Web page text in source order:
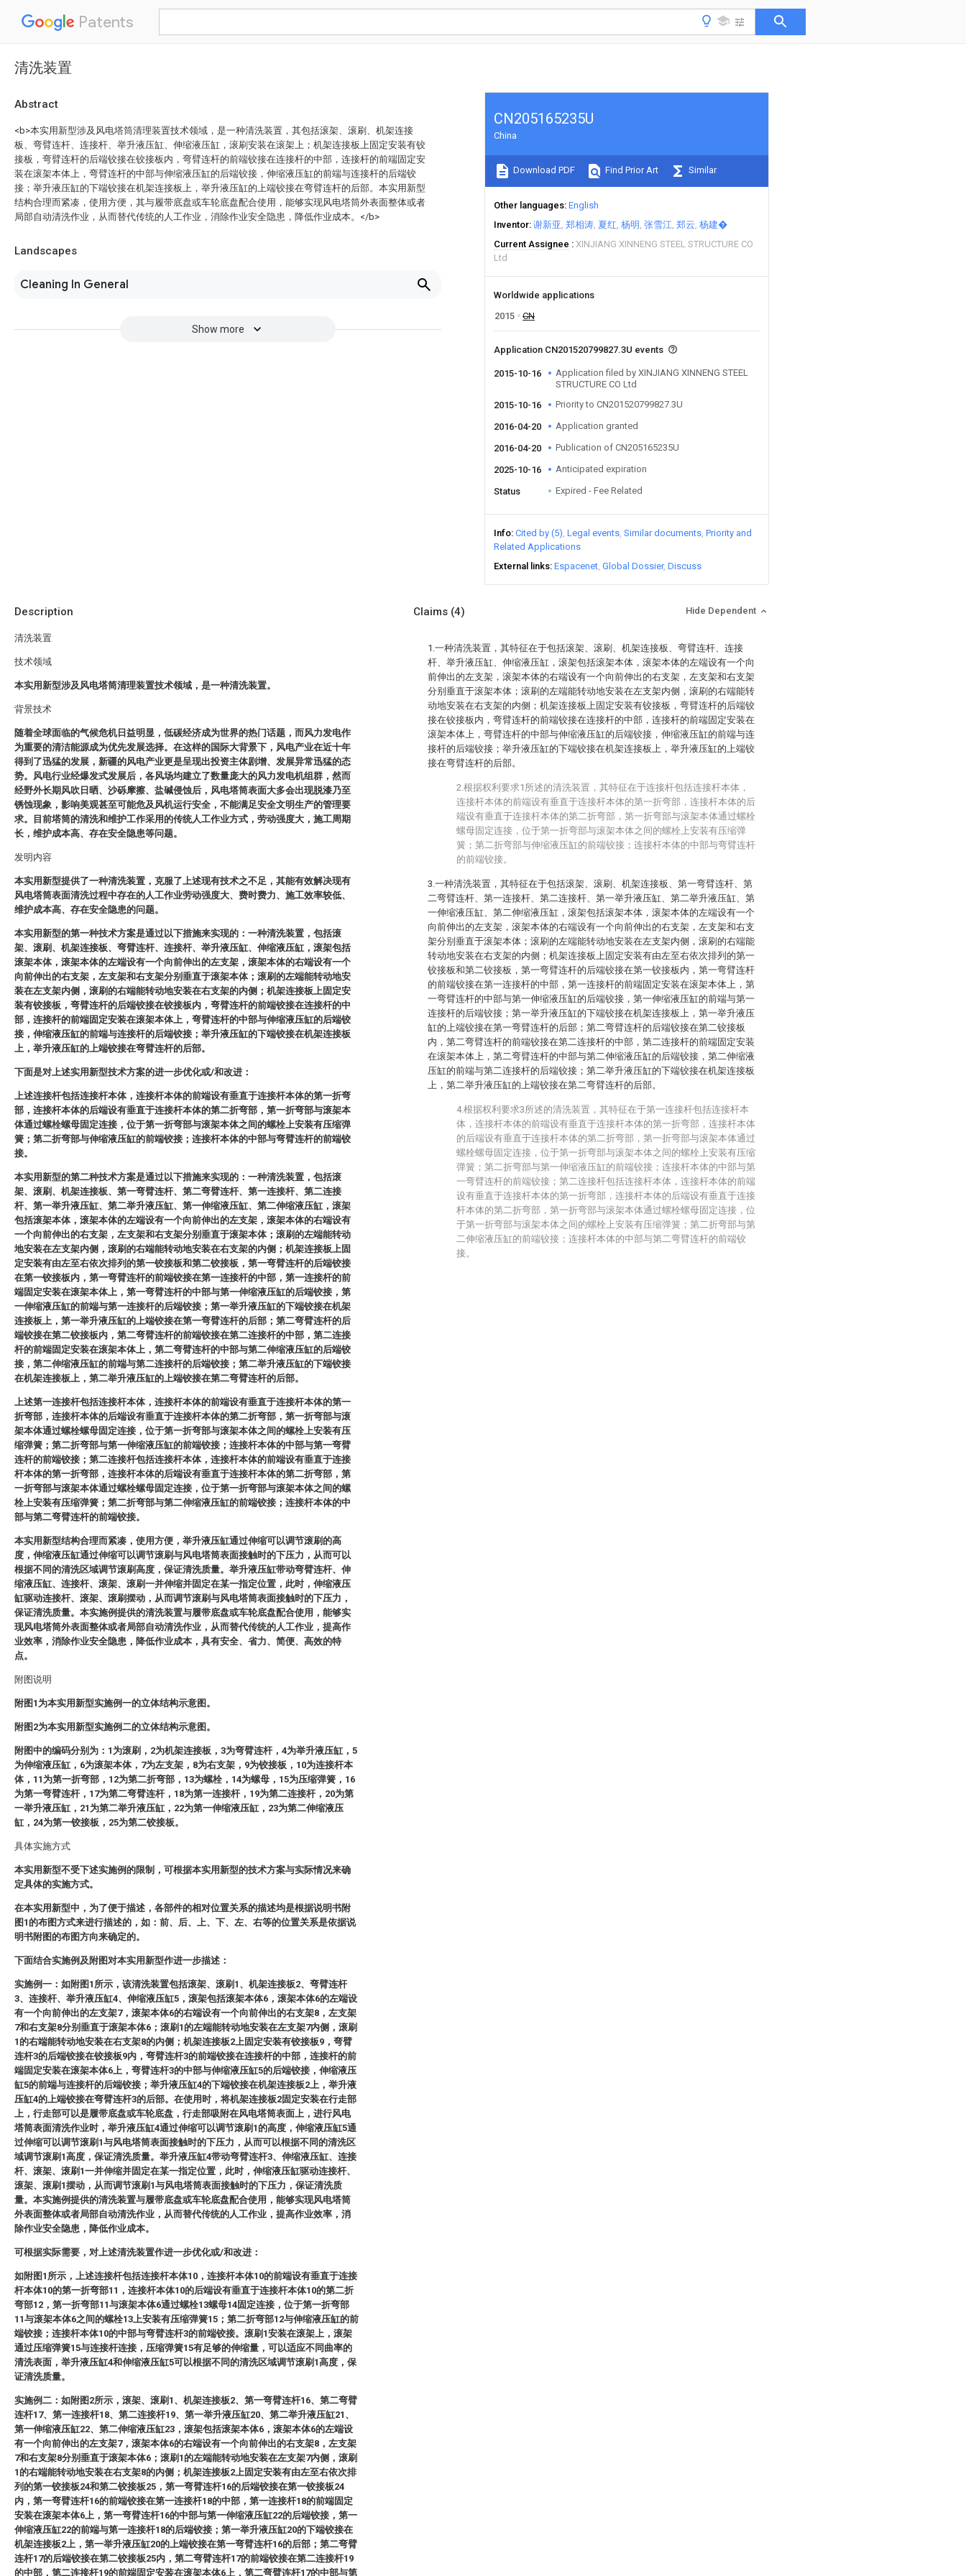
Patents
清洗装置
Abstract
<b>本实用新型涉及风电塔筒清理装置技术领域，是一种清洗装置，其包括滚架、滚刷、机架连接
板、弯臂连杆、连接杆、举升液压缸、伸缩液压缸，滚刷安装在滚架上；机架连接板上固定安装有铰
接板，弯臂连杆的后端铰接在铰接板内，弯臂连杆的前端铰接在连接杆的中部，连接杆的前端固定安
装在滚架本体上，弯臂连杆的中部与伸缩液压缸的后端铰接，伸缩液压缸的前端与连接杆的后端铰
接；举升液压缸的下端铰接在机架连接板上，举升液压缸的上端铰接在弯臂连杆的后部。本实用新型
结构合理而紧凑，使用方便，其与履带底盘或车轮底盘配合使用，能够实现风电塔筒外表面整体或者
局部自动清洗作业，从而替代传统的人工作业，消除作业安全隐患，降低作业成本。</b>
Landscapes
Cleaning In General
Show more
CN205165235U
China
Download PDF Find Prior Art Similar
Other languages English
Inventor 谢新亚 郑相涛 夏红 杨明 张雪江 郑云 杨建�
Current Assignee
XINJIANG XINNENG STEEL STRUCTURE CO
Ltd
Worldwide applications
2015
CN
Application CN201520799827.3U events
2015-10-16
Application filed by XINJIANG XINNENG STEEL
STRUCTURE CO Ltd
2015-10-16
Priority to CN201520799827.3U
2016-04-20 Application granted
2016-04-20 Publication of CN205165235U
2025-10-16 Anticipated expiration
Status Expired - Fee Related
Info Cited by (5) Legal events Similar documents Priority and
Related Applications
External links Espacenet Global Dossier Discuss
Description
清洗装置
技术领域
本实用新型涉及风电塔筒清理装置技术领域，是一种清洗装置。
背景技术
随着全球面临的气候危机日益明显，低碳经济成为世界的热门话题，而风力发电作
为重要的清洁能源成为优先发展选择。在这样的国际大背景下，风电产业在近十年
得到了迅猛的发展，新疆的风电产业更是呈现出投资主体剧增、发展异常迅猛的态
势。风电行业经爆发式发展后，各风场均建立了数量庞大的风力发电机组群，然而
经野外长期风吹日晒、沙砾摩擦、盐碱侵蚀后，风电塔筒表面大多会出现脱漆乃至
锈蚀现象，影响美观甚至可能危及风机运行安全，不能满足安全文明生产的管理要
求。目前塔筒的清洗和维护工作采用的传统人工作业方式，劳动强度大，施工周期
长，维护成本高、存在安全隐患等问题。
发明内容
本实用新型提供了一种清洗装置，克服了上述现有技术之不足，其能有效解决现有
风电塔筒表面清洗过程中存在的人工作业劳动强度大、费时费力、施工效率较低、
维护成本高、存在安全隐患的问题。
本实用新型的第一种技术方案是通过以下措施来实现的：一种清洗装置，包括滚
架、滚刷、机架连接板、弯臂连杆、连接杆、举升液压缸、伸缩液压缸，滚架包括
滚架本体，滚架本体的左端设有一个向前伸出的左支架，滚架本体的右端设有一个
向前伸出的右支架，左支架和右支架分别垂直于滚架本体；滚刷的左端能转动地安
装在左支架内侧，滚刷的右端能转动地安装在右支架的内侧；机架连接板上固定安
装有铰接板，弯臂连杆的后端铰接在铰接板内，弯臂连杆的前端铰接在连接杆的中
部，连接杆的前端固定安装在滚架本体上，弯臂连杆的中部与伸缩液压缸的后端铰
接，伸缩液压缸的前端与连接杆的后端铰接；举升液压缸的下端铰接在机架连接板
上，举升液压缸的上端铰接在弯臂连杆的后部。
下面是对上述实用新型技术方案的进一步优化或/和改进：
上述连接杆包括连接杆本体，连接杆本体的前端设有垂直于连接杆本体的第一折弯
部，连接杆本体的后端设有垂直于连接杆本体的第二折弯部，第一折弯部与滚架本
体通过螺栓螺母固定连接，位于第一折弯部与滚架本体之间的螺栓上安装有压缩弹
簧；第二折弯部与伸缩液压缸的前端铰接；连接杆本体的中部与弯臂连杆的前端铰
接。
本实用新型的第二种技术方案是通过以下措施来实现的：一种清洗装置，包括滚
架、滚刷、机架连接板、第一弯臂连杆、第二弯臂连杆、第一连接杆、第二连接
杆、第一举升液压缸、第二举升液压缸、第一伸缩液压缸、第二伸缩液压缸，滚架
包括滚架本体，滚架本体的左端设有一个向前伸出的左支架，滚架本体的右端设有
一个向前伸出的右支架，左支架和右支架分别垂直于滚架本体；滚刷的左端能转动
地安装在左支架内侧，滚刷的右端能转动地安装在右支架的内侧；机架连接板上固
定安装有由左至右依次排列的第一铰接板和第二铰接板，第一弯臂连杆的后端铰接
在第一铰接板内，第一弯臂连杆的前端铰接在第一连接杆的中部，第一连接杆的前
端固定安装在滚架本体上，第一弯臂连杆的中部与第一伸缩液压缸的后端铰接，第
一伸缩液压缸的前端与第一连接杆的后端铰接；第一举升液压缸的下端铰接在机架
连接板上，第一举升液压缸的上端铰接在第一弯臂连杆的后部；第二弯臂连杆的后
端铰接在第二铰接板内，第二弯臂连杆的前端铰接在第二连接杆的中部，第二连接
杆的前端固定安装在滚架本体上，第二弯臂连杆的中部与第二伸缩液压缸的后端铰
接，第二伸缩液压缸的前端与第二连接杆的后端铰接；第二举升液压缸的下端铰接
在机架连接板上，第二举升液压缸的上端铰接在第二弯臂连杆的后部。
上述第一连接杆包括连接杆本体，连接杆本体的前端设有垂直于连接杆本体的第一
折弯部，连接杆本体的后端设有垂直于连接杆本体的第二折弯部，第一折弯部与滚
架本体通过螺栓螺母固定连接，位于第一折弯部与滚架本体之间的螺栓上安装有压
缩弹簧；第二折弯部与第一伸缩液压缸的前端铰接；连接杆本体的中部与第一弯臂
连杆的前端铰接；第二连接杆包括连接杆本体，连接杆本体的前端设有垂直于连接
杆本体的第一折弯部，连接杆本体的后端设有垂直于连接杆本体的第二折弯部，第
一折弯部与滚架本体通过螺栓螺母固定连接，位于第一折弯部与滚架本体之间的螺
栓上安装有压缩弹簧；第二折弯部与第二伸缩液压缸的前端铰接；连接杆本体的中
部与第二弯臂连杆的前端铰接。
本实用新型结构合理而紧凑，使用方便，举升液压缸通过伸缩可以调节滚刷的高
度，伸缩液压缸通过伸缩可以调节滚刷与风电塔筒表面接触时的下压力，从而可以
根据不同的清洗区域调节滚刷高度，保证清洗质量。举升液压缸带动弯臂连杆、伸
缩液压缸、连接杆、滚架、滚刷一并伸缩并固定在某一指定位置，此时，伸缩液压
缸驱动连接杆、滚架、滚刷摆动，从而调节滚刷与风电塔筒表面接触时的下压力，
保证清洗质量。本实施例提供的清洗装置与履带底盘或车轮底盘配合使用，能够实
现风电塔筒外表面整体或者局部自动清洗作业，从而替代传统的人工作业，提高作
业效率，消除作业安全隐患，降低作业成本，具有安全、省力、简便、高效的特
点。
附图说明
附图1为本实用新型实施例一的立体结构示意图。
附图2为本实用新型实施例二的立体结构示意图。
附图中的编码分别为：1为滚刷，2为机架连接板，3为弯臂连杆，4为举升液压缸，5
为伸缩液压缸，6为滚架本体，7为左支架，8为右支架，9为铰接板，10为连接杆本
体，11为第一折弯部，12为第二折弯部，13为螺栓，14为螺母，15为压缩弹簧，16
为第一弯臂连杆，17为第二弯臂连杆，18为第一连接杆，19为第二连接杆，20为第
一举升液压缸，21为第二举升液压缸，22为第一伸缩液压缸，23为第二伸缩液压
缸，24为第一铰接板，25为第二铰接板。
具体实施方式
本实用新型不受下述实施例的限制，可根据本实用新型的技术方案与实际情况来确
定具体的实施方式。
在本实用新型中，为了便于描述，各部件的相对位置关系的描述均是根据说明书附
图1的布图方式来进行描述的，如：前、后、上、下、左、右等的位置关系是依据说
明书附图的布图方向来确定的。
下面结合实施例及附图对本实用新型作进一步描述：
实施例一：如附图1所示，该清洗装置包括滚架、滚刷1、机架连接板2、弯臂连杆
3、连接杆、举升液压缸4、伸缩液压缸5，滚架包括滚架本体6，滚架本体6的左端设
有一个向前伸出的左支架7，滚架本体6的右端设有一个向前伸出的右支架8，左支架
7和右支架8分别垂直于滚架本体6；滚刷1的左端能转动地安装在左支架7内侧，滚刷
1的右端能转动地安装在右支架8的内侧；机架连接板2上固定安装有铰接板9，弯臂
连杆3的后端铰接在铰接板9内，弯臂连杆3的前端铰接在连接杆的中部，连接杆的前
端固定安装在滚架本体6上，弯臂连杆3的中部与伸缩液压缸5的后端铰接，伸缩液压
缸5的前端与连接杆的后端铰接；举升液压缸4的下端铰接在机架连接板2上，举升液
压缸4的上端铰接在弯臂连杆3的后部。在使用时，将机架连接板2固定安装在行走部
上，行走部可以是履带底盘或车轮底盘，行走部吸附在风电塔筒表面上，进行风电
塔筒表面清洗作业时，举升液压缸4通过伸缩可以调节滚刷1的高度，伸缩液压缸5通
过伸缩可以调节滚刷1与风电塔筒表面接触时的下压力，从而可以根据不同的清洗区
域调节滚刷1高度，保证清洗质量。举升液压缸4带动弯臂连杆3、伸缩液压缸、连接
杆、滚架、滚刷1一并伸缩并固定在某一指定位置，此时，伸缩液压缸驱动连接杆、
滚架、滚刷1摆动，从而调节滚刷1与风电塔筒表面接触时的下压力，保证清洗质
量。本实施例提供的清洗装置与履带底盘或车轮底盘配合使用，能够实现风电塔筒
外表面整体或者局部自动清洗作业，从而替代传统的人工作业，提高作业效率，消
除作业安全隐患，降低作业成本。
可根据实际需要，对上述清洗装置作进一步优化或/和改进：
如附图1所示，上述连接杆包括连接杆本体10，连接杆本体10的前端设有垂直于连接
杆本体10的第一折弯部11，连接杆本体10的后端设有垂直于连接杆本体10的第二折
弯部12，第一折弯部11与滚架本体6通过螺栓13螺母14固定连接，位于第一折弯部
11与滚架本体6之间的螺栓13上安装有压缩弹簧15；第二折弯部12与伸缩液压缸的前
端铰接；连接杆本体10的中部与弯臂连杆3的前端铰接。滚刷1安装在滚架上，滚架
通过压缩弹簧15与连接杆连接，压缩弹簧15有足够的伸缩量，可以适应不同曲率的
清洗表面，举升液压缸4和伸缩液压缸5可以根据不同的清洗区域调节滚刷1高度，保
证清洗质量。
实施例二：如附图2所示，滚架、滚刷1、机架连接板2、第一弯臂连杆16、第二弯臂
连杆17、第一连接杆18、第二连接杆19、第一举升液压缸20、第二举升液压缸21、
第一伸缩液压缸22、第二伸缩液压缸23，滚架包括滚架本体6，滚架本体6的左端设
有一个向前伸出的左支架7，滚架本体6的右端设有一个向前伸出的右支架8，左支架
7和右支架8分别垂直于滚架本体6；滚刷1的左端能转动地安装在左支架7内侧，滚刷
1的右端能转动地安装在右支架8的内侧；机架连接板2上固定安装有由左至右依次排
列的第一铰接板24和第二铰接板25，第一弯臂连杆16的后端铰接在第一铰接板24
内，第一弯臂连杆16的前端铰接在第一连接杆18的中部，第一连接杆18的前端固定
安装在滚架本体6上，第一弯臂连杆16的中部与第一伸缩液压缸22的后端铰接，第一
伸缩液压缸22的前端与第一连接杆18的后端铰接；第一举升液压缸20的下端铰接在
机架连接板2上，第一举升液压缸20的上端铰接在第一弯臂连杆16的后部；第二弯臂
连杆17的后端铰接在第二铰接板25内，第二弯臂连杆17的前端铰接在第二连接杆19
的中部，第二连接杆19的前端固定安装在滚架本体6上，第二弯臂连杆17的中部与第
Claims (4) Hide Dependent
1.一种清洗装置，其特征在于包括滚架、滚刷、机架连接板、弯臂连杆、连接
杆、举升液压缸、伸缩液压缸，滚架包括滚架本体，滚架本体的左端设有一个向
前伸出的左支架，滚架本体的右端设有一个向前伸出的右支架，左支架和右支架
分别垂直于滚架本体；滚刷的左端能转动地安装在左支架内侧，滚刷的右端能转
动地安装在右支架的内侧；机架连接板上固定安装有铰接板，弯臂连杆的后端铰
接在铰接板内，弯臂连杆的前端铰接在连接杆的中部，连接杆的前端固定安装在
滚架本体上，弯臂连杆的中部与伸缩液压缸的后端铰接，伸缩液压缸的前端与连
接杆的后端铰接；举升液压缸的下端铰接在机架连接板上，举升液压缸的上端铰
接在弯臂连杆的后部。
2.根据权利要求1所述的清洗装置，其特征在于连接杆包括连接杆本体，
连接杆本体的前端设有垂直于连接杆本体的第一折弯部，连接杆本体的后
端设有垂直于连接杆本体的第二折弯部，第一折弯部与滚架本体通过螺栓
螺母固定连接，位于第一折弯部与滚架本体之间的螺栓上安装有压缩弹
簧；第二折弯部与伸缩液压缸的前端铰接；连接杆本体的中部与弯臂连杆
的前端铰接。
3.一种清洗装置，其特征在于包括滚架、滚刷、机架连接板、第一弯臂连杆、第
二弯臂连杆、第一连接杆、第二连接杆、第一举升液压缸、第二举升液压缸、第
一伸缩液压缸、第二伸缩液压缸，滚架包括滚架本体，滚架本体的左端设有一个
向前伸出的左支架，滚架本体的右端设有一个向前伸出的右支架，左支架和右支
架分别垂直于滚架本体；滚刷的左端能转动地安装在左支架内侧，滚刷的右端能
转动地安装在右支架的内侧；机架连接板上固定安装有由左至右依次排列的第一
铰接板和第二铰接板，第一弯臂连杆的后端铰接在第一铰接板内，第一弯臂连杆
的前端铰接在第一连接杆的中部，第一连接杆的前端固定安装在滚架本体上，第
一弯臂连杆的中部与第一伸缩液压缸的后端铰接，第一伸缩液压缸的前端与第一
连接杆的后端铰接；第一举升液压缸的下端铰接在机架连接板上，第一举升液压
缸的上端铰接在第一弯臂连杆的后部；第二弯臂连杆的后端铰接在第二铰接板
内，第二弯臂连杆的前端铰接在第二连接杆的中部，第二连接杆的前端固定安装
在滚架本体上，第二弯臂连杆的中部与第二伸缩液压缸的后端铰接，第二伸缩液
压缸的前端与第二连接杆的后端铰接；第二举升液压缸的下端铰接在机架连接板
上，第二举升液压缸的上端铰接在第二弯臂连杆的后部。
4.根据权利要求3所述的清洗装置，其特征在于第一连接杆包括连接杆本
体，连接杆本体的前端设有垂直于连接杆本体的第一折弯部，连接杆本体
的后端设有垂直于连接杆本体的第二折弯部，第一折弯部与滚架本体通过
螺栓螺母固定连接，位于第一折弯部与滚架本体之间的螺栓上安装有压缩
弹簧；第二折弯部与第一伸缩液压缸的前端铰接；连接杆本体的中部与第
一弯臂连杆的前端铰接；第二连接杆包括连接杆本体，连接杆本体的前端
设有垂直于连接杆本体的第一折弯部，连接杆本体的后端设有垂直于连接
杆本体的第二折弯部，第一折弯部与滚架本体通过螺栓螺母固定连接，位
于第一折弯部与滚架本体之间的螺栓上安装有压缩弹簧；第二折弯部与第
二伸缩液压缸的前端铰接；连接杆本体的中部与第二弯臂连杆的前端铰
接。